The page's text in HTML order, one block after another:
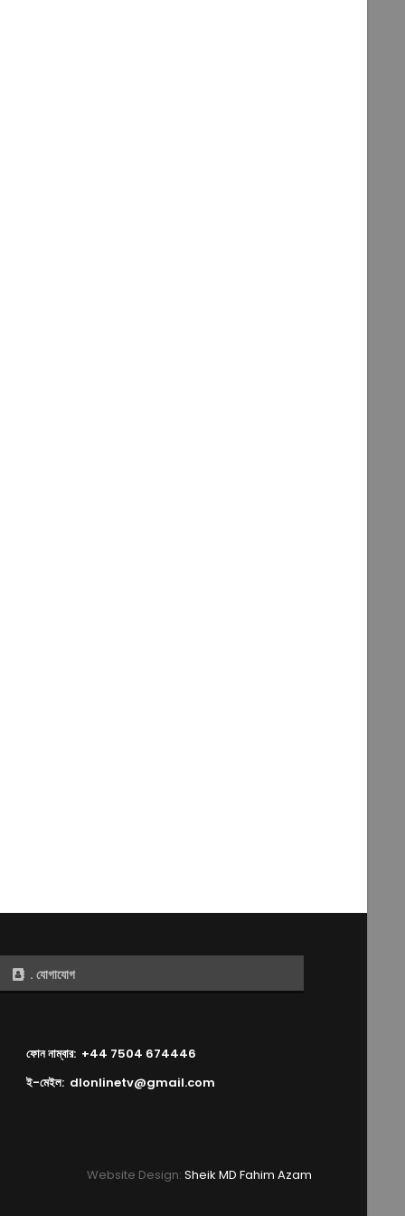
. যোগাযোগ
ফোন নাম্বার: +44 7504 674446
ই-মেইল: dlonlinetv@gmail.com
Website Design: Sheik MD Fahim Azam